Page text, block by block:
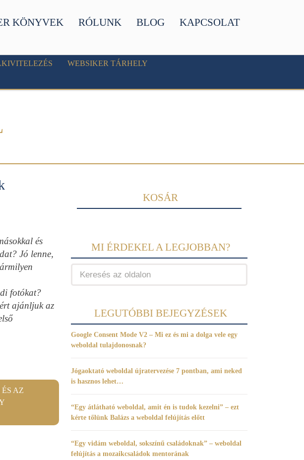
KÖNYVEK RÓLUNK BLOG KAPCSOLAT
WEBSIKER TÁRHELY
és
Jó lenne,
fotókat?
ajánljuk az
AZ
KOSÁR
MI ÉRDEKEL A LEGJOBBAN?
LEGUTÓBBI BEJEGYZÉSEK
Google Consent Mode V2 – Mi ez és mi a dolga vele egy
weboldal tulajdonosnak?
Jógaoktató weboldal újratervezése 7 pontban, ami neked
is hasznos lehet…
“Egy átlátható weboldal, amit én is tudok kezelni” – ezt
kérte tőlünk Balázs a weboldal felújítás előtt
“Egy vidám weboldal, sokszínű családoknak” – weboldal
felújítás a mozaikcsaládok mentorának